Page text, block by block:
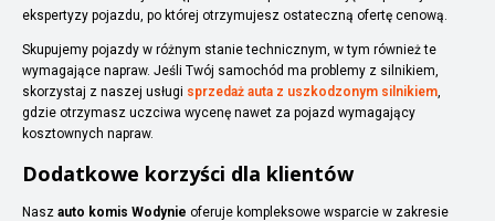
ekspertyzy pojazdu, po której otrzymujesz ostateczną ofertę cenową.
Skupujemy pojazdy w różnym stanie technicznym, w tym również te
wymagające napraw. Jeśli Twój samochód ma problemy z silnikiem,
skorzystaj z naszej usługi sprzedaż auta z uszkodzonym silnikiem,
gdzie otrzymasz uczciwa wycenę nawet za pojazd wymagający
kosztownych napraw.
Dodatkowe korzyści dla klientów
Nasz auto komis Wodynie oferuje kompleksowe wsparcie w zakresie